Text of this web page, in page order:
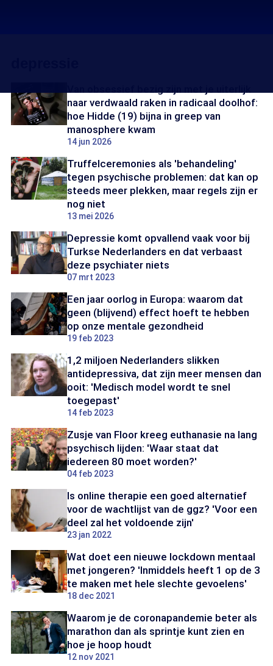
naar verdwaald raken in radicaal doolhof:
hoe Hidde (19) bijna in greep van
manosphere kwam
14 jun 2026
Truffelceremonies als 'behandeling'
tegen psychische problemen: dat kan op
steeds meer plekken, maar regels zijn er
nog niet
13 mei 2026
Depressie komt opvallend vaak voor bij
Turkse Nederlanders en dat verbaast
deze psychiater niets
07 mrt 2023
Een jaar oorlog in Europa: waarom dat
geen (blijvend) effect hoeft te hebben
op onze mentale gezondheid
19 feb 2023
1,2 miljoen Nederlanders slikken
antidepressiva, dat zijn meer mensen dan
ooit: 'Medisch model wordt te snel
toegepast'
14 feb 2023
Zusje van Floor kreeg euthanasie na lang
psychisch lijden: 'Waar staat dat
iedereen 80 moet worden?'
04 feb 2023
Is online therapie een goed alternatief
voor de wachtlijst van de ggz? 'Voor een
deel zal het voldoende zijn'
23 jan 2022
Wat doet een nieuwe lockdown mentaal
met jongeren? 'Inmiddels heeft 1 op de 3
te maken met hele slechte gevoelens'
18 dec 2021
Waarom je de coronapandemie beter als
marathon dan als sprintje kunt zien en
hoe je hoop houdt
12 nov 2021